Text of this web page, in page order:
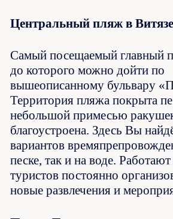
Центральный пляж в
Самый посещаемый главный
до которого можно дойти по
вышеописанному бульвару
Территория пляжа покрыта
небольшой примесью
благоустроена. Здесь Вы
вариантов
песке, так и на воде. Работают
туристов постоянно
новые развлечения и